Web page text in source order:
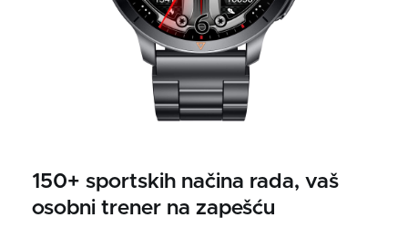
150+ sportskih načina rada, vaš
osobni trener na zapešću